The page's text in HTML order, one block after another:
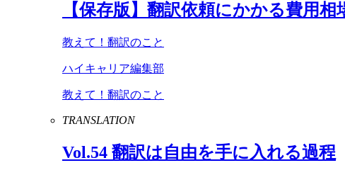
【保存版】翻訳依頼にかかる費用
教えて！翻訳のこと
ハイキャリア編集部
教えて！翻訳のこと
TRANSLATION
Vol.54 翻訳は自由を手に入れる過程